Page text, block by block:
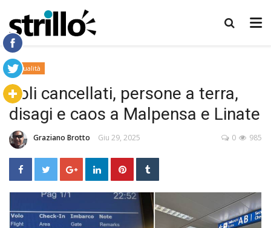
Attualità
Voli cancellati, persone a terra,
disagi e caos a Malpensa e Linate
Graziano Brotto Giu 29, 2025 985
0